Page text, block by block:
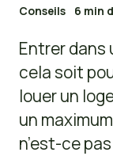
Conseils 6 min
Entrer dans
cela soit
louer un
un
n’est-ce